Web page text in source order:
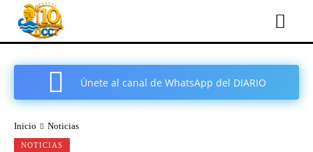
Únete al canal de WhatsApp del DIARIO
Inicio Noticias
NOTICIAS